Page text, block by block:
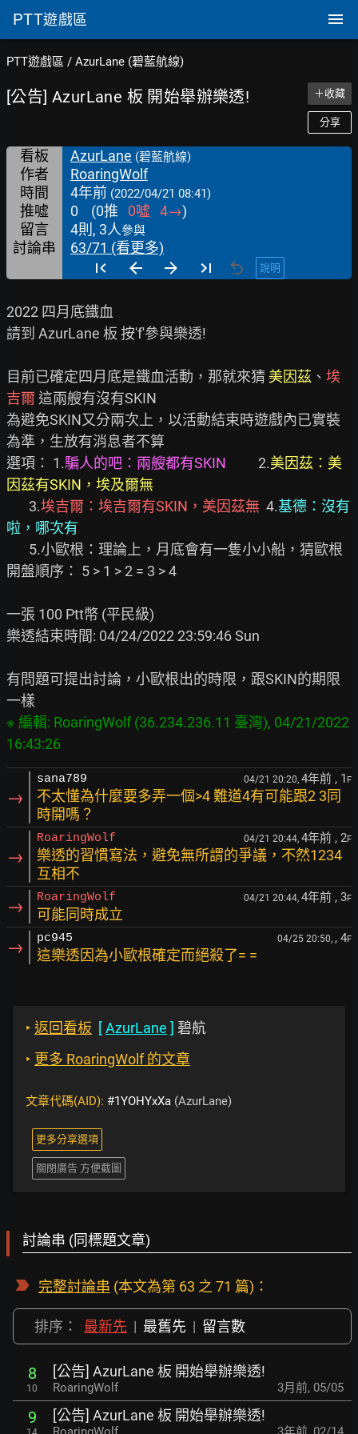
PTT遊戲區
PTT遊戲區 / AzurLane (碧藍航線)
[公告] AzurLane 板 開始舉辦樂透! ＋收藏
分享
看板 AzurLane (碧藍航線)
作者
RoaringWolf
時間
4年前 (2022/04/21 08:41)
推噓 0 (0推 0噓 4→)
留言
4則, 3人參與
討論串 63/71 (看更多)
說明
2022 四月底鐵血
請到 AzurLane 板 按'f'參與樂透!
目前已確定四月底是鐵血活動，那就來猜 美因茲 、 埃
吉爾 這兩艘有沒有SKIN
為避免SKIN又分兩次上，以活動結束時遊戲內已實裝
為準，生放有消息者不算
選項： 1.騙人的吧：兩艘都有SKIN
          2.
美因茲：美
因茲有SKIN，埃及爾無
       3.
埃吉爾：埃吉爾有SKIN，美因茲無 4.基德：沒有
啦，哪次有
開盤順序： 5 > 1 > 2 = 3 > 4
一張 100 Ptt幣 (平民級)
樂透結束時間: 04/24/2022 23:59:46 Sun
有問題可提出討論，小歐根出的時限，跟SKIN的期限
※ 編輯: RoaringWolf (36.234.236.11 臺灣), 04/21/2022
→
sana789 04/21 20:20, 4年前 , 1 F
不太懂為什麼要多弄一個>4 難道4有可能跟2 3同
時開嗎？
→
RoaringWolf 04/21 20:44, 4年前 , 2F
樂透的習慣寫法，避免無所謂的爭議，不然1234
互相不
→ RoaringWolf 04/21 20:44, 4年前 , 3F
可能同時成立
→ pc945 04/25 20:50, , 4F
這樂透因為小歐根確定而絕殺了= =
‣ 返回看板 [AzurLane ] 碧航
‣ 更多 RoaringWolf 的文章
文章代碼(AID): #1YOHYxXa (AzurLane)
更多分享選項
關閉廣告 方便截圖
討論串 (同標題文章)
完整討論串 (本文為第 63 之 71 篇)：
排序： 最新先 | 最舊先 | 留言數
8
10
[公告] AzurLane 板 開始舉辦樂透!
RoaringWolf 3月前, 05/05
9 [公告] AzurLane 板 開始舉辦樂透!